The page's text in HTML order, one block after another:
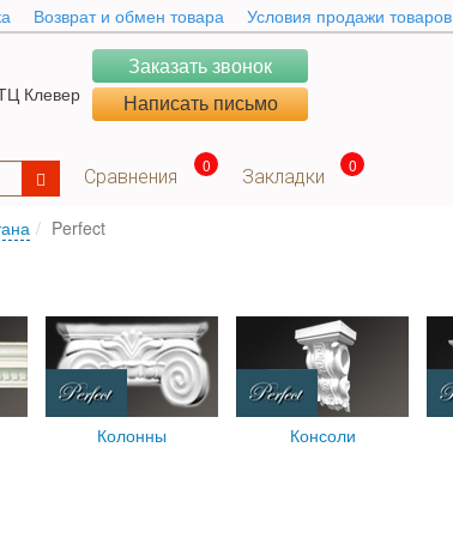
Возврат и обмен товара Условия продажи товаров
Клевер
Заказать звонок
Написать письмо
Сравнения
0
Закладки
0
Perfect
Колонны Консоли